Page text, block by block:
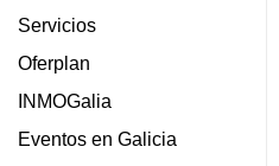
Servicios
Oferplan
INMOGalia
Eventos en Galicia